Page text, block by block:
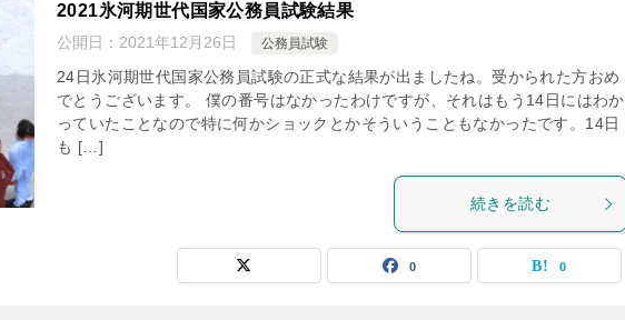
2021氷河期世代国家公務員試験結果
公開日： 2021年12月26日 公務員試験
24日氷河期世代国家公務員試験の正式な結果が出ましたね。受かられた方おめ
でとうございます。 僕の番号はなかったわけですが、それはもう14日にはわか
っていたことなので特に何かショックとかそういうこともなかったです。14日
も […]
続きを読む
0 0